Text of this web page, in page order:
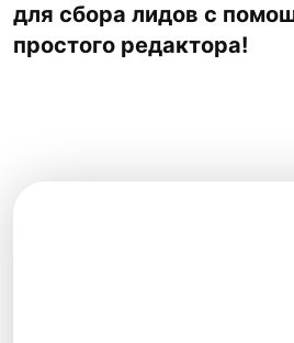
для сбора лидов с
простого редактора!